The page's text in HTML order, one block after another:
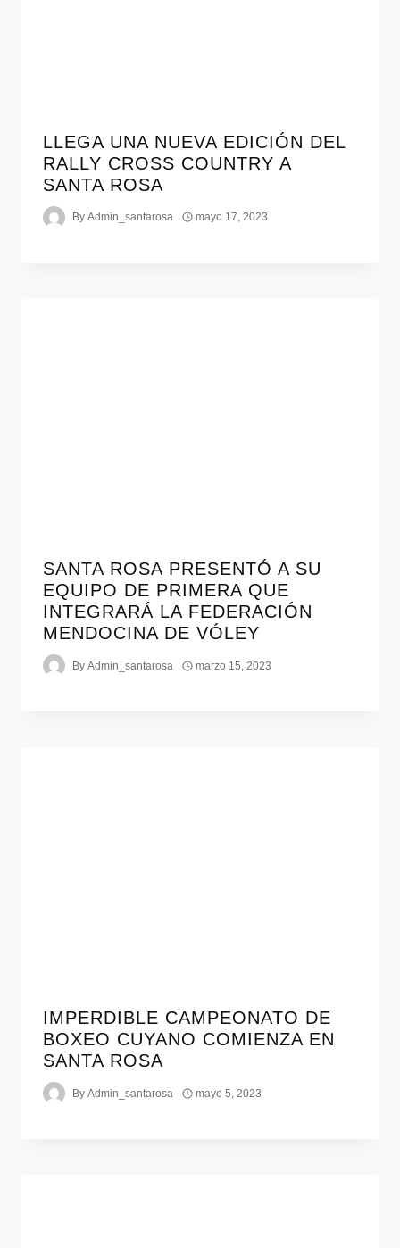
LLEGA UNA NUEVA EDICIÓN DEL
RALLY CROSS COUNTRY A
SANTA ROSA
By Admin_santarosa mayo 17, 2023
SANTA ROSA PRESENTÓ A SU
EQUIPO DE PRIMERA QUE
INTEGRARÁ LA FEDERACIÓN
MENDOCINA DE VÓLEY
By Admin_santarosa marzo 15, 2023
IMPERDIBLE CAMPEONATO DE
BOXEO CUYANO COMIENZA EN
SANTA ROSA
By Admin_santarosa mayo 5, 2023